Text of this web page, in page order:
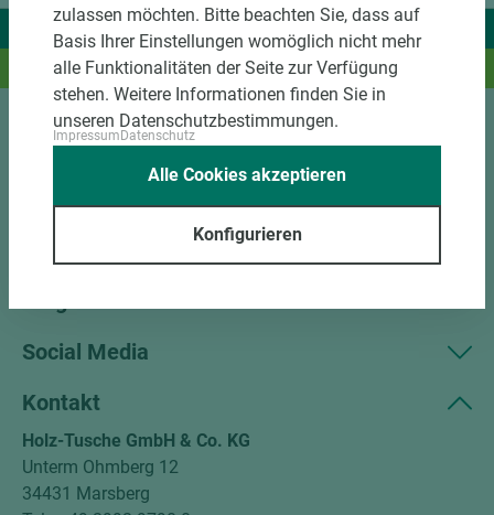
Wir liefern Ideen.
Und das passende Holz dazu.
Sortiment
Kundenservice
Social Media
Kontakt
Holz-Tusche GmbH & Co. KG
Unterm Ohmberg 12
34431 Marsberg
zulassen möchten. Bitte beachten Sie, dass auf
Basis Ihrer Einstellungen womöglich nicht mehr
alle Funktionalitäten der Seite zur Verfügung
stehen. Weitere Informationen finden Sie in
unseren Datenschutzbestimmungen.
ImpressumDatenschutz
Konfigurieren
Alle Cookies akzeptieren